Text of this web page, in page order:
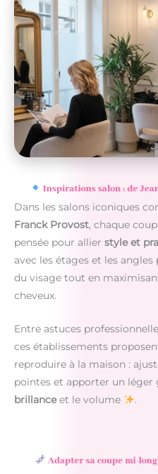
Inspirations salon : de
Dans les salons iconiques
Franck Provost, chaque
pensée pour allier style et
avec les étages et les
du visage tout en
cheveux.
Entre astuces
ces établissements
reproduire à la maison :
pointes et apporter un léger
brillanceet le volume .
Adapter sa coupe mi-